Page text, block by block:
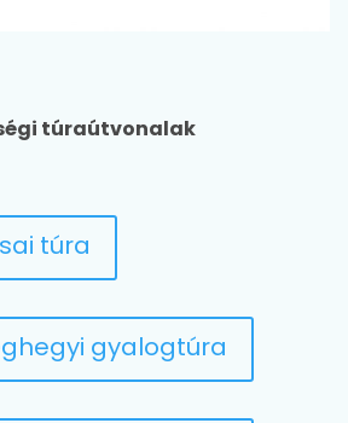
túraútvonalak
túra
gyalogtúra